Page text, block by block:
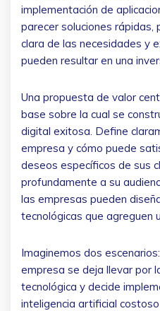
implementación de
parecer soluciones rápidas,
clara de las necesidades y
pueden resultar en una
Una propuesta de valor
base sobre la cual se
digital exitosa. Define
empresa y cómo puede
deseos específicos de sus
profundamente a su
las empresas pueden
tecnológicas que agreguen
Imaginemos dos
empresa se deja llevar por
tecnológica y decide
inteligencia artificial